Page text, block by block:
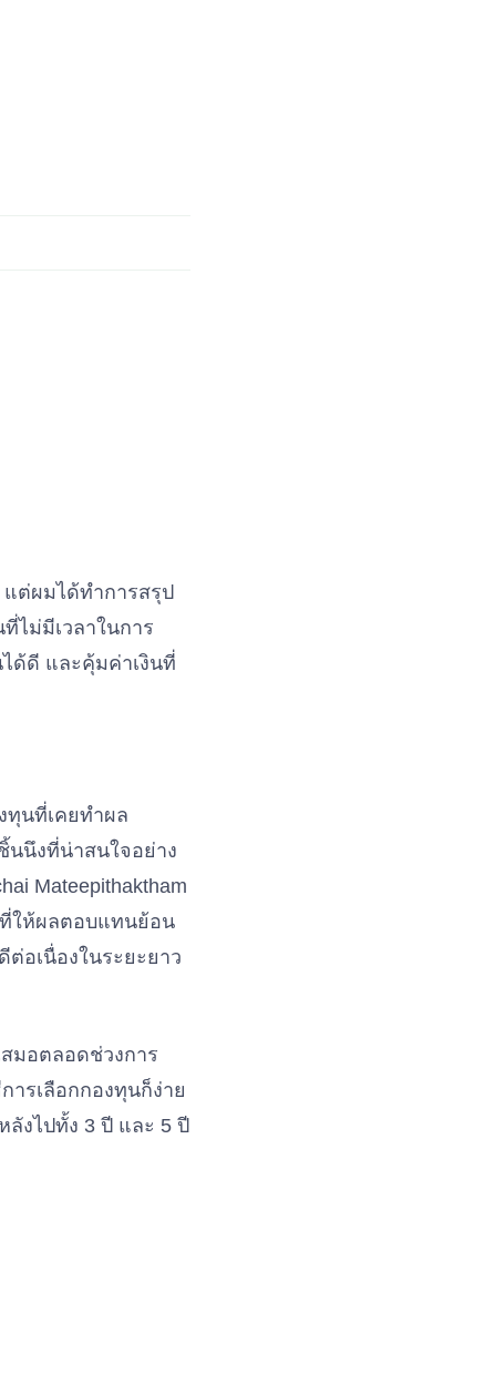
ต่ผมได้ทำการสรุป
ไม่มีเวลาในการ
ด้ดี และคุ้มค่าเงินที่
ทุนที่เคยทำผล
นึงที่น่าสนใจอย่าง
Mateepithaktham
ที่ให้ผลตอบแทนย้อน
อเนื่องในระยะยาว
มอตลอดช่วงการ
ารเลือกกองทุนก็ง่าย
งไปทั้ง 3 ปี และ 5 ปี